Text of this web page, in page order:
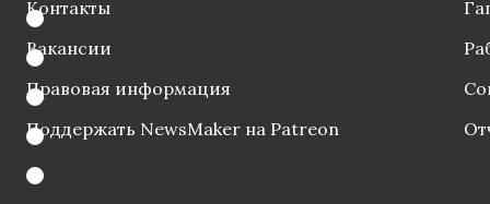
Контакты
Вакансии
Правовая информация
Поддержать NewsMaker на Patreon